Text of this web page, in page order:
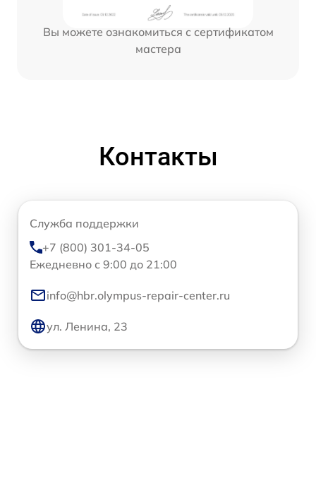
Вы можете ознакомиться с сертификатом
мастера
Контакты
Служба поддержки
+7 (800) 301-34-05
Ежедневно с 9:00 до 21:00
info@hbr.olympus-repair-center.ru
ул. Ленина, 23